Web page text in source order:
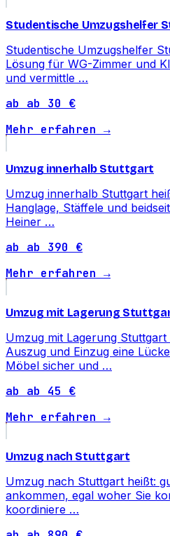
Studentische Umzugshelfer
Studentische Umzugshelfer
Lösung für WG-Zimmer und
und vermittle …
ab ab 30 €
Mehr erfahren →
Umzug innerhalb Stuttgart
Umzug innerhalb Stuttgart
Hanglage, Stäffele und
Heiner …
ab ab 390 €
Mehr erfahren →
Umzug mit Lagerung
Umzug mit Lagerung
Auszug und Einzug eine
Möbel sicher und …
ab ab 45 €
Mehr erfahren →
Umzug nach Stuttgart
Umzug nach Stuttgart heißt:
ankommen, egal woher Sie
koordiniere …